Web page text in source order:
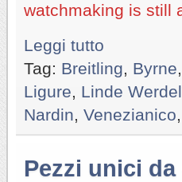
watchmaking is still
Leggi tutto
Tag: Breitling Byrne
Ligure
Linde
Nardin Venezianico
Pezzi unici